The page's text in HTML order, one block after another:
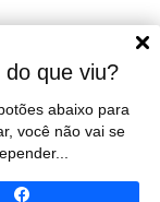
do que viu?
abaixo para
você não vai se